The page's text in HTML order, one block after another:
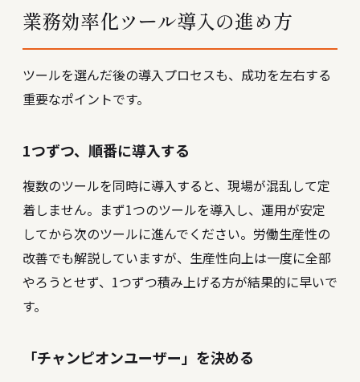
業務効率化ツール導入の進め方
ツールを選んだ後の導入プロセスも、成功を左右する
重要なポイントです。
1つずつ、順番に導入する
複数のツールを同時に導入すると、現場が混乱して定
着しません。まず1つのツールを導入し、運用が安定
してから次のツールに進んでください。労働生産性の
改善でも解説していますが、生産性向上は一度に全部
やろうとせず、1つずつ積み上げる方が結果的に早いで
す。
「チャンピオンユーザー」を決める